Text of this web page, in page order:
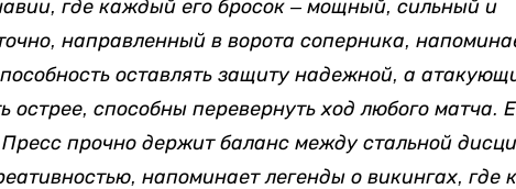
где каждый его бросок – мощный, сильный и
направленный в ворота соперника,
оставлять защиту надежной, а
острее, способны перевернуть ход любого матча.
прочно держит баланс между стальной
напоминает легенды о викингах, где